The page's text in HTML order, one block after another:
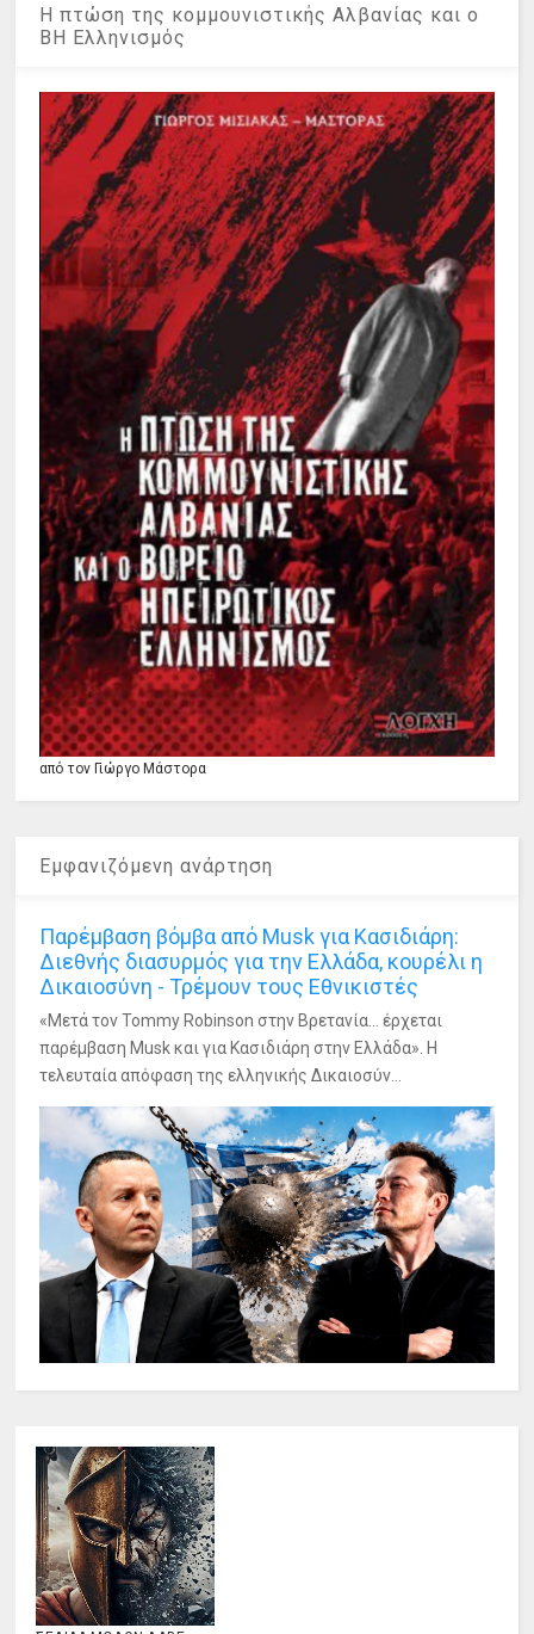
Η πτώση της κομμουνιστικής Αλβανίας και ο
ΒΗ Ελληνισμός
από τον Γιώργο Μάστορα
Εμφανιζόμενη ανάρτηση
Παρέμβαση βόμβα από Musk για Κασιδιάρη:
Διεθνής διασυρμός για την Ελλάδα, κουρέλι η
Δικαιοσύνη - Τρέμουν τους Εθνικιστές
«Μετά τον Tommy Robinson στην Βρετανία... έρχεται
παρέμβαση Musk και για Κασιδιάρη στην Ελλάδα». Η
τελευταία απόφαση της ελληνικής Δικαιοσύν...